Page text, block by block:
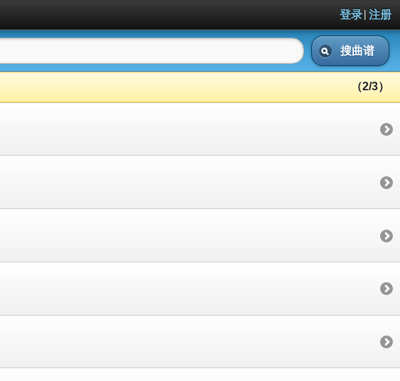
登录| 注册
搜曲谱
（2/3）